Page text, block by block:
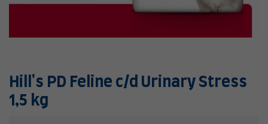
Hill's PD Feline c/d Urinary Stress
1,5 kg